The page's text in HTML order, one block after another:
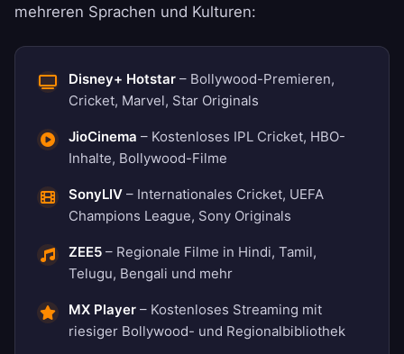
mehreren Sprachen und Kulturen:
Disney+ Hotstar – Bollywood-Premieren,
Cricket, Marvel, Star Originals
JioCinema – Kostenloses IPL Cricket, HBO-
Inhalte, Bollywood-Filme
SonyLIV – Internationales Cricket, UEFA
Champions League, Sony Originals
ZEE5 – Regionale Filme in Hindi, Tamil,
Telugu, Bengali und mehr
MX Player – Kostenloses Streaming mit
riesiger Bollywood- und Regionalbibliothek